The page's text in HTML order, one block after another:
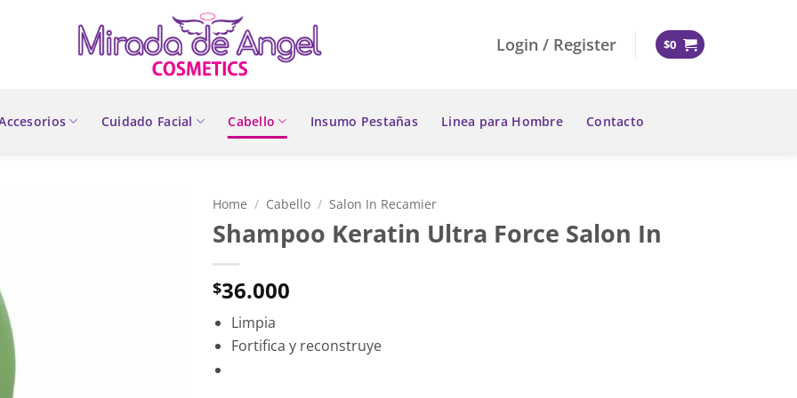
Login / Register $0
Cuidado Facial Cabello Insumo Pestañas Linea para Hombre Contacto
Home / Cabello / Salon In Recamier
Shampoo Keratin Ultra Force Salon In
$36.000
Limpia
Fortifica y reconstruye